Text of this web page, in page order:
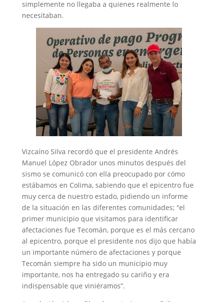
simplemente no llegaba a quienes realmente lo
necesitaban.
Vizcaíno Silva recordó que el presidente Andrés
Manuel López Obrador unos minutos después del
sismo se comunicó con ella preocupado por cómo
estábamos en Colima, sabiendo que el epicentro fue
muy cerca de nuestro estado, pidiendo un informe
de la situación en las diferentes comunidades; “el
primer municipio que visitamos para identificar
afectaciones fue Tecomán, porque es el más cercano
al epicentro, porque el presidente nos dijo que había
un importante número de afectaciones y porque
Tecomán siempre ha sido un municipio muy
importante, nos ha entregado su cariño y era
indispensable que viniéramos”.